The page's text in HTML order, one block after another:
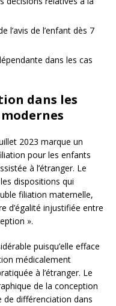
l’avis de l’enfant dès 7
dans les cas
dans les
2023 marque un
pour les enfants
à l’étranger. Le
dispositions qui
filiation maternelle,
d’égalité injustifiée entre
».
puisqu’elle efface
médicalement
à l’étranger. Le
de la conception
différenciation dans